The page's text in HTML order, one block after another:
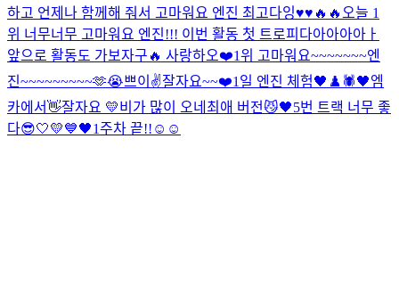
하고 언제나 함께해 줘서 고마워요 엔진 최고다잉♥️♥️🔥🔥 오늘 1
위 너무너무 고마워요 엔진!!! 이번 활동 첫 트로피다아아아아ㅏ
앞으로 활동도 가보자구🔥 사랑하오❤️1위 고마워요~~~~~~~엔
진~~~~~~~~~🫶😭쁘이✌️잘자요~~❤️1일 엔진 체험🖤♟️🕷🖤엠
카에서👋잘자요 💛비가 많이 오네 최애 버전😼🖤5번 트랙 너무 좋
다😎🤍💛💙🖤1주차 끝!!☺️☺️